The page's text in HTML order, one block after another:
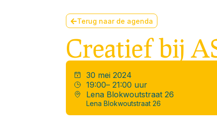
Terug naar de agenda
Creatief bij
30 mei 2024
19:00– 21:00 uur
Lena Blokwoutstraat 26
Lena Blokwoutstraat 26